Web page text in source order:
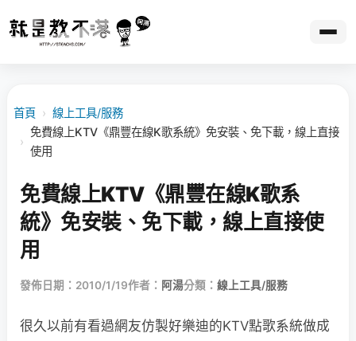
首頁 › 線上工具/服務
›
免費線上KTV《鼎豐在線K歌系統》免安裝、免下載，線上直接
使用
免費線上KTV《鼎豐在線K歌系
統》免安裝、免下載，線上直接使
用
發佈日期：2010/1/19作者： 阿湯分類： 線上工具/服務
很久以前有看過網友仿製好樂迪的KTV點歌系統做成